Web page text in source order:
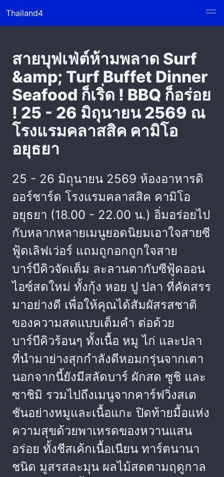
Thailand4
สายบุฟเฟ่ต์ห้ามพลาด Surf
&amp; Turf Buffet Dinner
Seafood ก็เริ่ด ! BBQ ก็อร่อย
! 25 - 26 มิถุนายน 2569 ณ
โรงแรมคลาสสิค คามิโอ
อยุธยา
25 - 26 มิถุนายน 2569 ห้องอาหารดิ
ออร์ชาร์ด โรงแรมคลาสสิค คามิโอ
อยุธยา (18.00 - 22.00 น.) อิ่มอร่อยไป
กับหลากหลายเมนูยอดนิยมเอาใจสายซี
ฟู้ดเลิฟเว่อร์ แถมถูกอกถูกใจสาย
บาร์บีคิวจัดเต็ม ละลานตากับซีฟู้ดออน
ไอซ์สดใหม่ ทั้งกุ้ง หอย ปู ปลา ที่คัดสรร
มาอย่างดี เพื่อให้คุณได้สัมผัสรสชาติ
ของความสดแบบเต็มคำ ต่อด้วย
บาร์บีคิวร้อนๆ ทั้งเนื้อ หมู ไก่ และปลา
ที่นำมาย่างสุกกำลังดีหอมกรุ่นจากเตา
นอกจากนี้ยังมีสลัดบาร์ ผักสด ซูชิ และ
ซาชิมิ รวมไปถึงเมนูจากคาร์ฟวิ่งสเต
ชันอย่างหมูและเนื้อแกะ ปิดท้ายมื้อแห่ง
ความสุขด้วยพาเหรดของหวานแสน
อร่อย ทั้งชีสเค้กเนื้อเนียน ทาร์ตนานา
ชนิด มูสรสละมุน ผลไม้สดตามฤดูกาล